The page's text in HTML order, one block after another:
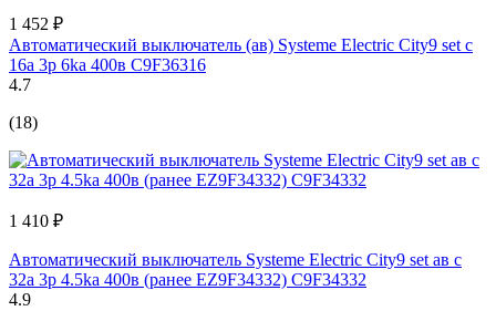
1 452 ₽
Автоматический выключатель (ав) Systeme Electric City9 set с
16а 3p 6ka 400в C9F36316
4.7
(18)
1 410 ₽
Автоматический выключатель Systeme Electric City9 set ав с
32а 3p 4.5ka 400в (ранее EZ9F34332) C9F34332
4.9